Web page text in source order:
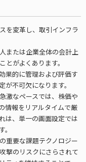
を変革し、取引インフラ
または企業全体の会計上
がよくあります。
果的に管理および評価す
不可欠になります。
激なペースでは、株価や
情報をリアルタイムで厳
は、単一の画面設定では
重要な課題テクノロジー
撃のリスクにさらされて